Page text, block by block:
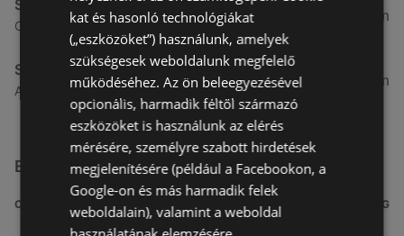
Spar
Csarnok utca 10., 9400 Sopron
4,91 km
Spar
Arany jános utca 16., 9400 Sopron
5,31 km
Egyéb Szupermarketek üzletek a közelben
CÍM TÁVOLSÁG
kat és hasonló technológiákat
(„eszközöket”) használunk, amelyek
szükségesek weboldalunk megfelelő
működéséhez. Az ön beleegyezésével
opcionális, harmadik féltől származó
eszközöket is használunk az elérés
mérésére, személyre szabott hirdetések
megjelenítésére (például a Facebookon, a
Google-on és más harmadik felek
weboldalain), valamint a weboldal